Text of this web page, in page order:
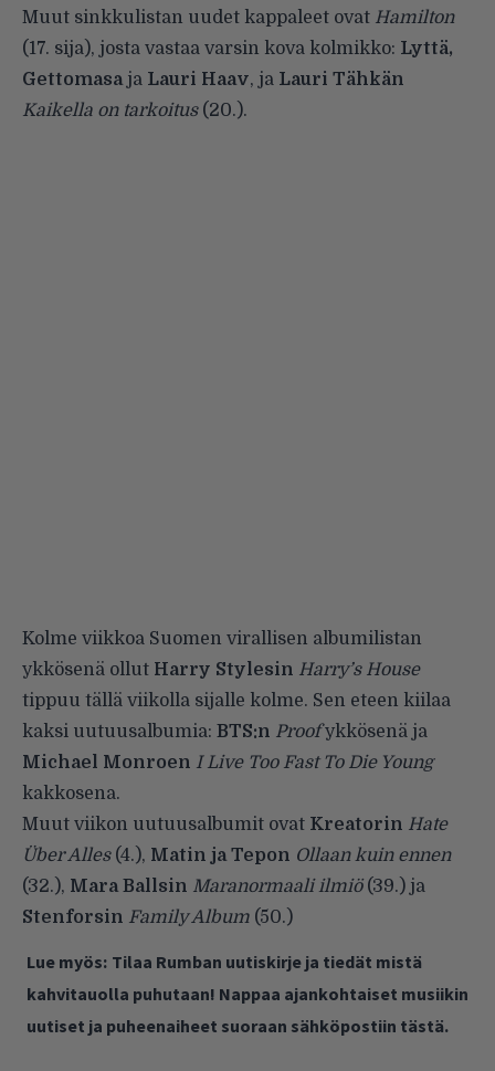
Muut sinkkulistan uudet kappaleet ovat Hamilton
(17. sija), josta vastaa varsin kova kolmikko: Lyttä,
Gettomasaja Lauri Haav, ja Lauri Tähkän
Kaikella on tarkoitus(20.).
Kolme viikkoa Suomen virallisen albumilistan
ykkösenä ollut Harry Stylesin Harry’s House
tippuu tällä viikolla sijalle kolme. Sen eteen kiilaa
kaksi uutuusalbumia: BTS:n Proofykkösenä ja
Michael Monroen I Live Too Fast To Die Young
kakkosena.
Muut viikon uutuusalbumit ovat Kreatorin Hate
Über Alles(4.), Matin ja Tepon Ollaan kuin ennen
(32.), Mara Ballsin Maranormaali ilmiö(39.) ja
Stenforsin Family Album (50.)
Lue myös: Tilaa Rumban uutiskirje ja tiedät mistä
kahvitauolla puhutaan! Nappaa ajankohtaiset musiikin
uutiset ja puheenaiheet suoraan sähköpostiin tästä.